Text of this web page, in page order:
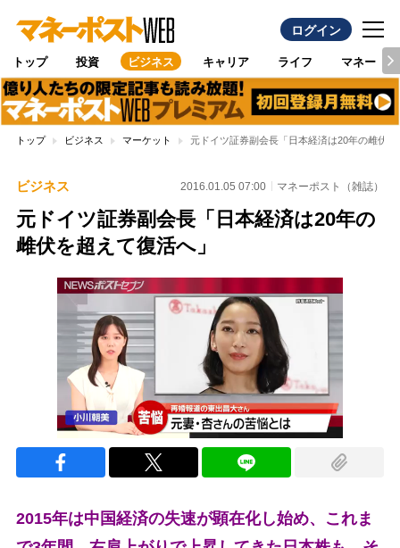
ログイン
トップ 投資 ビジネス キャリア ライフ マネー
トップ ビジネス マーケット 元ドイツ証券副会長「日本経済は20年の雌伏
ビジネス 2016.01.05 07:00 マネーポスト（雑誌）
元ドイツ証券副会長「日本経済は20年の
雌伏を超えて復活へ」
2015年は中国経済の失速が顕在化し始め、これま